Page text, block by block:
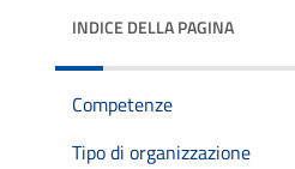
INDICE DELLA PAGINA
Competenze
Tipo di organizzazione